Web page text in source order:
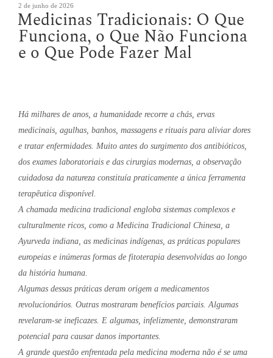
Publicado
em
2 de junho de 2026
Medicinas Tradicionais: O Que
Funciona, o Que Não Funciona
e o Que Pode Fazer Mal
Há milhares de anos, a humanidade recorre a chás, ervas
medicinais, agulhas, banhos, massagens e rituais para aliviar dores
e tratar enfermidades. Muito antes do surgimento dos antibióticos,
dos exames laboratoriais e das cirurgias modernas, a observação
cuidadosa da natureza constituía praticamente a única ferramenta
terapêutica disponível.
A chamada medicina tradicional engloba sistemas complexos e
culturalmente ricos, como a Medicina Tradicional Chinesa, a
Ayurveda indiana, as medicinas indígenas, as práticas populares
europeias e inúmeras formas de fitoterapia desenvolvidas ao longo
da história humana.
Algumas dessas práticas deram origem a medicamentos
revolucionários. Outras mostraram benefícios parciais. Algumas
revelaram-se ineficazes. E algumas, infelizmente, demonstraram
potencial para causar danos importantes.
A grande questão enfrentada pela medicina moderna não é se uma